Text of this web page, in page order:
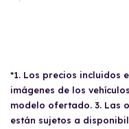
*1. Los precios incluidos
imágenes de los
modelo ofertado. 3. Las
están sujetos a